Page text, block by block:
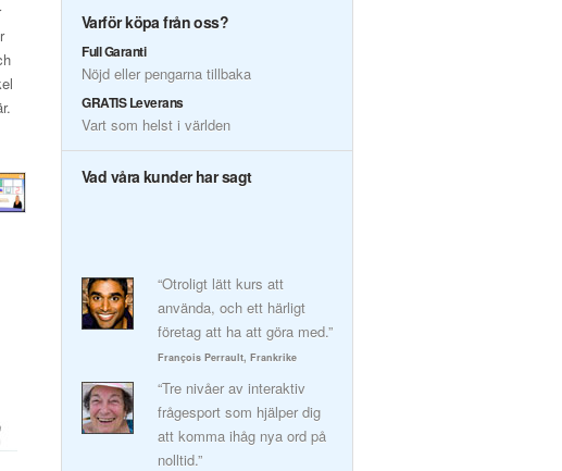
Varför köpa från oss?
Full Garanti
Nöjd eller pengarna tillbaka
GRATIS Leverans
Vart som helst i världen
Vad våra kunder har sagt
“Otroligt lätt kurs att
använda, och ett härligt
företag att ha att göra med.”
François Perrault, Frankrike
“Tre nivåer av interaktiv
frågesport som hjälper dig
att komma ihåg nya ord på
nolltid.”